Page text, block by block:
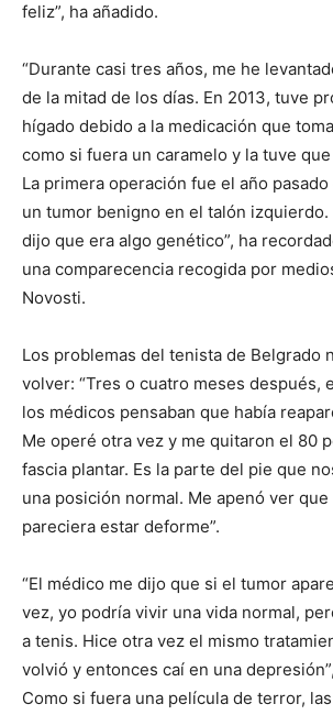
feliz”, ha añadido.
“Durante casi tres años, me he
de la mitad de los días. En 2013, tuve
hígado debido a la medicación que
como si fuera un caramelo y la tuve
La primera operación fue el año
un tumor benigno en el talón izquierdo.
dijo que era algo genético”, ha
una comparecencia recogida por
Novosti.
Los problemas del tenista de Belgrado
volver: “Tres o cuatro meses después,
los médicos pensaban que había
Me operé otra vez y me quitaron el 80
fascia plantar. Es la parte del pie que
una posición normal. Me apenó ver
pareciera estar deforme”.
“El médico me dijo que si el tumor
vez, yo podría vivir una vida normal,
a tenis. Hice otra vez el mismo
volvió y entonces caí en una
Como si fuera una película de terror,